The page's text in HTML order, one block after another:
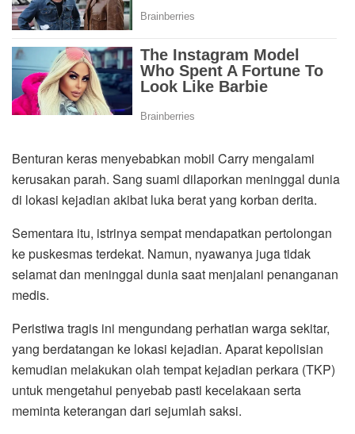
Benturan keras menyebabkan mobil Carry mengalami
kerusakan parah. Sang suami dilaporkan meninggal dunia
di lokasi kejadian akibat luka berat yang korban derita.
Sementara itu, istrinya sempat mendapatkan pertolongan
ke puskesmas terdekat. Namun, nyawanya juga tidak
selamat dan meninggal dunia saat menjalani penanganan
medis.
Peristiwa tragis ini mengundang perhatian warga sekitar,
yang berdatangan ke lokasi kejadian. Aparat kepolisian
kemudian melakukan olah tempat kejadian perkara (TKP)
untuk mengetahui penyebab pasti kecelakaan serta
meminta keterangan dari sejumlah saksi.